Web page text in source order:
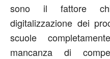
sono il fattore
digitalizzazione dei
scuole
mancanza di